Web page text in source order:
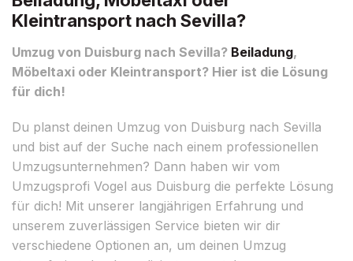
Kleintransport nach Sevilla?
Umzug von Duisburg nach Sevilla? Beiladung,
Möbeltaxi oder Kleintransport? Hier ist die Lösung
für dich!
Du planst deinen Umzug von Duisburg nach Sevilla
und bist auf der Suche nach einem professionellen
Umzugsunternehmen? Dann haben wir vom
Umzugsprofi Vogel aus Duisburg die perfekte Lösung
für dich! Mit unserer langjährigen Erfahrung und
unserem zuverlässigen Service bieten wir dir
verschiedene Optionen an, um deinen Umzug